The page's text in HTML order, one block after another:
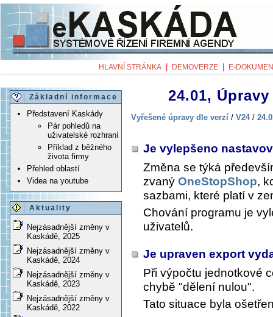
HLAVNÍ STRÁNKA DEMOVERZE E-
Základní informace
Představení Kaskády
Pár pohledů na
uživatelské rozhraní
Příklad z běžného
života firmy
Přehled oblastí
Videa na youtube
Aktuality
Nejzásadnější změny v
Kaskádě, 2025
Nejzásadnější změny v
Kaskádě, 2024
Nejzásadnější změny v
Kaskádě, 2023
Nejzásadnější změny v
Kaskádě, 2022
24.01,
Vyřešené úpravy dle verzí / V24/
Je vylepšeno
Změna se týká
zvaný OneStopShop,
sazbami, které platí v
Chování programu je
uživatelů.
Je upraven export
Při výpočtu jednotkové
chybě "dělení nulou".
Tato situace byla